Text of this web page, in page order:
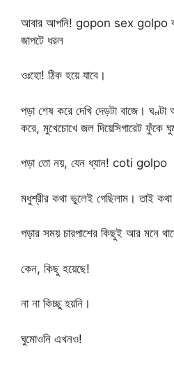
আবার আপনি! gopon sex golpo
জাপটে ধরল
ওঃহো! ঠিক হয়ে যাবে।
পড়া শেষ করে দেখি দেড়টা বাজে।
করে, মুখেচোখে জল দিয়েসিগারেট ফুঁকে
পড়া তো নয়, যেন ধ্যান! coti golpo
মধুশ্রীর কথা ভুলেই গেছিলাম। তাই
পড়ার সময় চারপাশের কিছুই আর মনে
কেন, কিছু হয়েছে!
না না কিচ্ছু হয়নি।
ঘুমোওনি এখনও!